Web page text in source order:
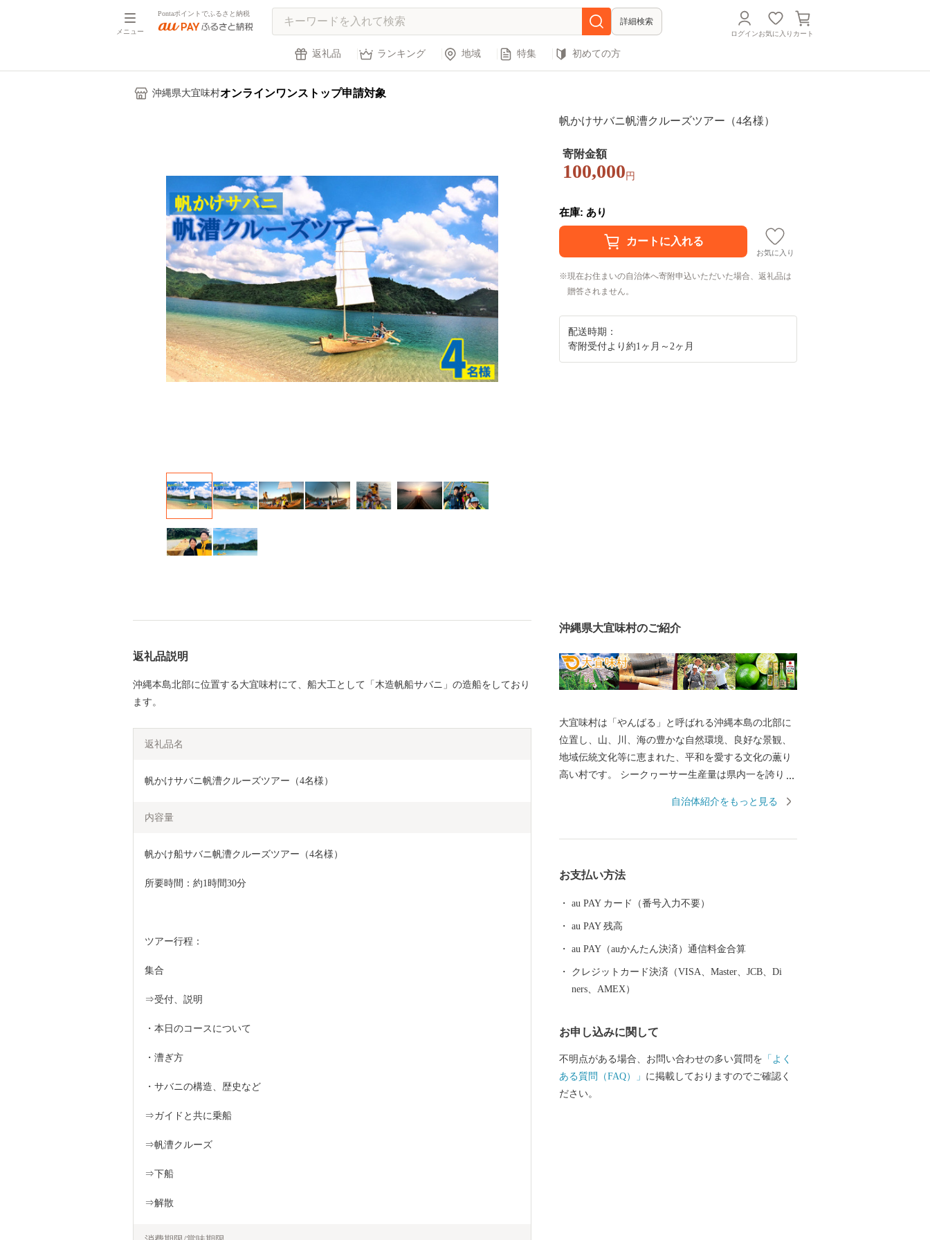
メニュー
Pontaポイントでふるさと納税
詳細検索
ログインお気に入り カート
返礼品 ランキング 地域 特集 初めての方
沖縄県大宜味村オンラインワンストップ申請対象
帆かけサバニ帆漕クルーズツアー（4名様）
寄附金額
100,000 円
在庫: あり
お気に入り
現在お住まいの自治体へ寄附申込いただいた場合、返礼品は
贈答されません。
配送時期：
寄附受付より約1ヶ月～2ヶ月
返礼品説明
沖縄本島北部に位置する大宜味村にて、船大工として「木造帆船サバニ」の造船をしており
ます。
返礼品名
帆かけサバニ帆漕クルーズツアー（4名様）
内容量
帆かけ船サバニ帆漕クルーズツアー（4名様）
所要時間：約1時間30分
ツアー行程：
集合
⇒受付、説明
・本日のコースについて
・漕ぎ方
・サバニの構造、歴史など
⇒ガイドと共に乗船
⇒帆漕クルーズ
⇒下船
⇒解散
沖縄県大宜味村のご紹介
大宜味村は「やんばる」と呼ばれる沖縄本島の北部に
位置し、山、川、海の豊かな自然環境、良好な景観、
地域伝統文化等に恵まれた、平和を愛する文化の薫り
高い村です。 シークヮーサー生産量は県内一を誇り、
の芭蕉布は、「喜如嘉の芭蕉布」として国指定重要無
あるケナガネズミやノグチゲラ等、動植物の貴重な固
有種が数多く生息し「野生生物の宝庫」とも言われて
に「やんばる国立公園」に指定）。 大宜味村の豊かな
自然の中で生まれた特産品の数々、 長寿の里、芭蕉布
の里、シークヮーサーの里、ぶながや（平和と自然を
自治体紹介をもっと見る
お支払い方法
au PAY カード（番号入力不要）
au PAY 残高
au PAY（auかんたん決済）通信料金合算
クレジットカード決済（VISA、Master、JCB、Di
ners、AMEX）
お申し込みに関して
不明点がある場合、お問い合わせの多い質問を 「よく
ある質問（FAQ）」 に掲載しておりますのでご確認く
ださい。